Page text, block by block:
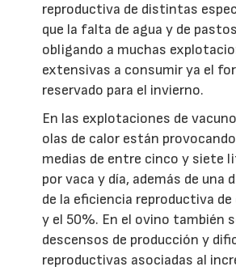
reproductiva de distintas
que la falta de agua y de
obligando a muchas
extensivas a consumir ya el
reservado para el invierno.
En las explotaciones de
olas de calor están
medias de entre cinco y siete
por vaca y día, además de una
de la eficiencia reproductiva
y el 50%. En el ovino también
descensos de producción y
reproductivas asociadas al